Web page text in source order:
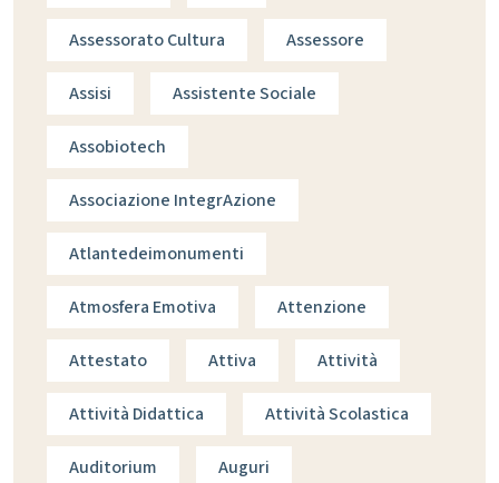
Assessorato Cultura Assessore
Assisi Assistente Sociale
Assobiotech
Associazione IntegrAzione
Atlantedeimonumenti
Atmosfera Emotiva Attenzione
Attestato Attiva Attività
Attività Didattica Attività Scolastica
Auditorium Auguri